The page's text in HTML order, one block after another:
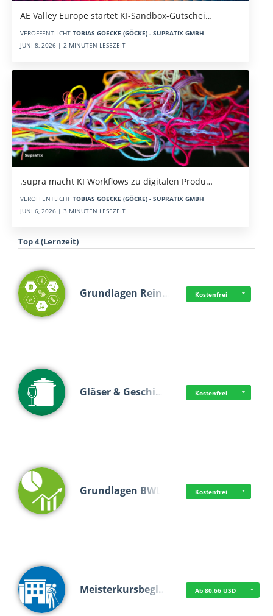
AE Valley Europe startet KI-Sandbox-Gutschei…
VERÖFFENTLICHT TOBIAS GOECKE (GÖCKE) - SUPRATIX GMBH
JUNI 8, 2026 | 2 MINUTEN LESEZEIT
.supra macht KI Workflows zu digitalen Produ…
VERÖFFENTLICHT TOBIAS GOECKE (GÖCKE) - SUPRATIX GMBH
JUNI 6, 2026 | 3 MINUTEN LESEZEIT
Top 4 (Lernzeit)
Grundlagen Rein… Kostenfrei
Gläser & Geschi… Kostenfrei
Grundlagen BWL Kostenfrei
Meisterkursbegl… Ab 80,66 USD